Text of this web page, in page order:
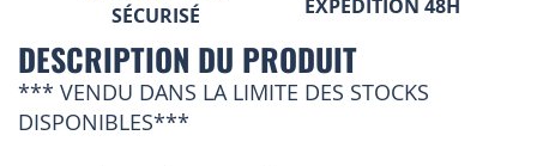
SÉCURISÉ
EXPÉDITION 48H
DESCRIPTION DU PRODUIT
*** VENDU DANS LA LIMITE DES STOCKS
DISPONIBLES***